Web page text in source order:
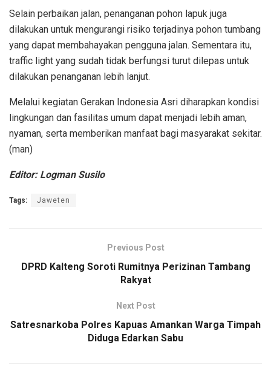
Selain perbaikan jalan, penanganan pohon lapuk juga
dilakukan untuk mengurangi risiko terjadinya pohon tumbang
yang dapat membahayakan pengguna jalan. Sementara itu,
traffic light yang sudah tidak berfungsi turut dilepas untuk
dilakukan penanganan lebih lanjut.
Melalui kegiatan Gerakan Indonesia Asri diharapkan kondisi
lingkungan dan fasilitas umum dapat menjadi lebih aman,
nyaman, serta memberikan manfaat bagi masyarakat sekitar.
(man)
Editor: Logman Susilo
Tags: Jaweten
Previous Post
DPRD Kalteng Soroti Rumitnya Perizinan Tambang
Rakyat
Next Post
Satresnarkoba Polres Kapuas Amankan Warga Timpah
Diduga Edarkan Sabu